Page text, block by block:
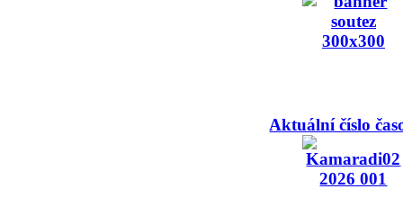
Aktuální číslo